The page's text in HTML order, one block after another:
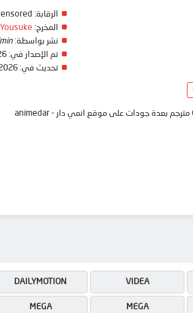
الرقابة:
المخرج:
نشر بواسطة:
تم الإصدار في:
تحديث في:
MEGA
MEGA
VIDEA
DAILYMOTION